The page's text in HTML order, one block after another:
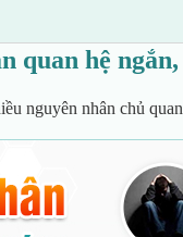
quan hệ
nguyên nhân chủ